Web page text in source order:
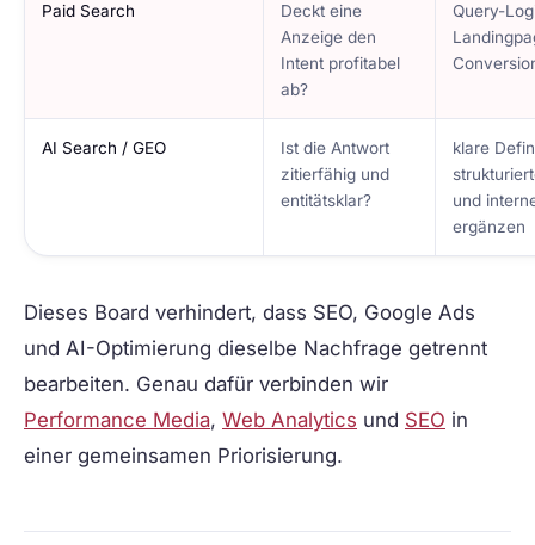
Paid Search
Deckt eine
Anzeige den
Intent profitabel
ab?
Query-
AI Search / GEO
Ist die Antwort
zitierfähig und
entitätsklar?
klare
und
ergänzen
Dieses Board verhindert, dass SEO, Google Ads
und AI-Optimierung dieselbe Nachfrage getrennt
bearbeiten. Genau dafür verbinden wir
Performance Media, Web Analytics und SEO in
einer gemeinsamen Priorisierung.